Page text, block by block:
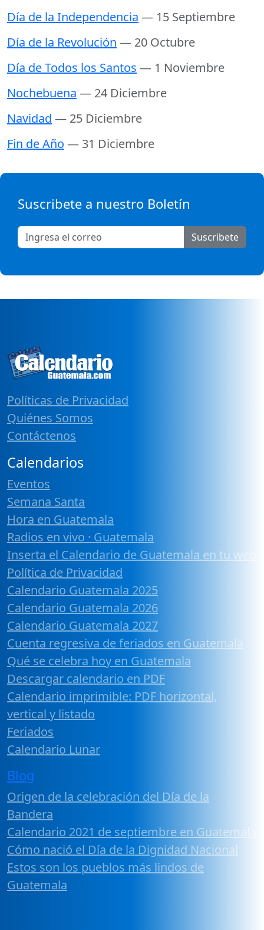
Día de la Independencia — 15 Septiembre
Día de la Revolución — 20 Octubre
Día de Todos los Santos — 1 Noviembre
Nochebuena — 24 Diciembre
Navidad — 25 Diciembre
Fin de Año — 31 Diciembre
Suscribete a nuestro Boletín
Suscribete
Políticas de Privacidad
Quiénes Somos
Contáctenos
Calendarios
Eventos
Semana Santa
Hora en Guatemala
Radios en vivo · Guatemala
Inserta el Calendario de Guatemala en tu web
Política de Privacidad
Calendario Guatemala 2025
Calendario Guatemala 2026
Calendario Guatemala 2027
Cuenta regresiva de feriados en Guatemala
Qué se celebra hoy en Guatemala
Descargar calendario en PDF
Calendario imprimible: PDF horizontal,
vertical y listado
Feriados
Calendario Lunar
Blog
Origen de la celebración del Día de la
Bandera
Calendario 2021 de septiembre en Guatemala
Cómo nació el Día de la Dignidad Nacional
Estos son los pueblos más lindos de
Guatemala